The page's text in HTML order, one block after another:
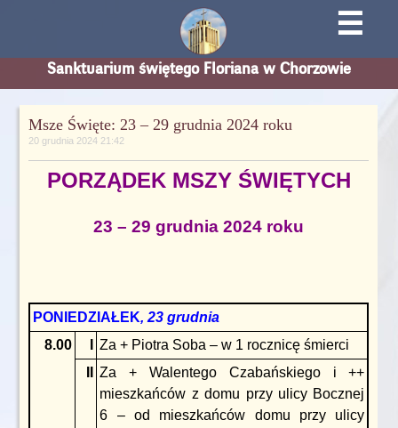
☰
Sanktuarium świętego Floriana w Chorzowie
Msze Święte: 23 – 29 grudnia 2024 roku
20 grudnia 2024 21:42
PORZĄDEK MSZY ŚWIĘTYCH
23 – 29 grudnia 2024 roku
PONIEDZIAŁEK, 23 grudnia
8.00
Za + Piotra Soba – w 1 rocznicę śmierci
Za + Walentego Czabańskiego i ++
mieszkańców z domu przy ulicy Bocznej
6 – od mieszkańców domu przy ulicy